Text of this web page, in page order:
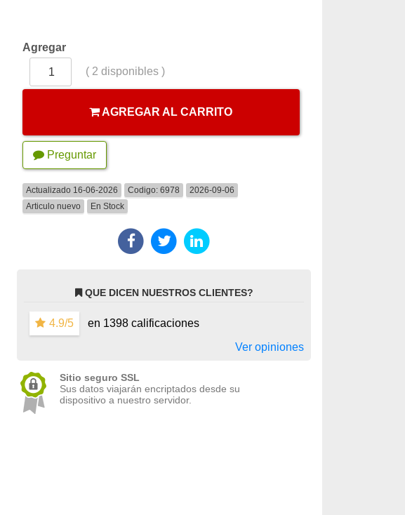
Agregar
( 2disponibles )
AGREGAR AL CARRITO
Preguntar
Actualizado 16-06-2026 Codigo:6978
2026-09-06
Articulo nuevo
En Stock
QUE DICEN NUESTROS CLIENTES?
4.9/5
en 1398 calificaciones
Ver opiniones
Sitio seguro SSL
Sus datos viajarán encriptados desde su
dispositivo a nuestro servidor.